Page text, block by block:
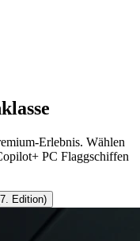
Erlebnis. Wählen
PC Flaggschiffen
Edition)